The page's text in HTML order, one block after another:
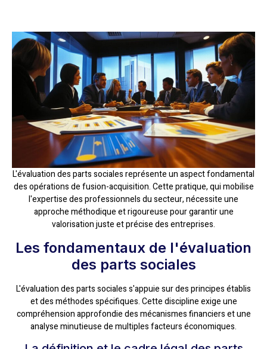
L'évaluation des parts sociales représente un aspect fondamental
des opérations de fusion-acquisition. Cette pratique, qui mobilise
l'expertise des professionnels du secteur, nécessite une
approche méthodique et rigoureuse pour garantir une
valorisation juste et précise des entreprises.
Les fondamentaux de l'évaluation
des parts sociales
L'évaluation des parts sociales s'appuie sur des principes établis
et des méthodes spécifiques. Cette discipline exige une
compréhension approfondie des mécanismes financiers et une
analyse minutieuse de multiples facteurs économiques.